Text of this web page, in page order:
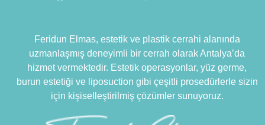
Feridun Elmas, estetik ve plastik cerrahi alanında
uzmanlaşmış deneyimli bir cerrah olarak Antalya’da
hizmet vermektedir. Estetik operasyonlar, yüz germe,
burun estetiği ve liposuction gibi çeşitli prosedürlerle sizin
için kişiselleştirilmiş çözümler sunuyoruz.